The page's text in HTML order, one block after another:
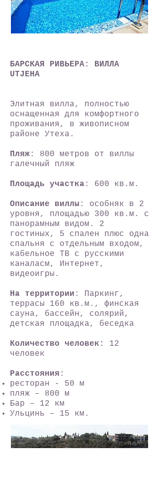
БАРСКАЯ РИВЬЕРА: ВИЛЛА
UTJEHA
Элитная вилла, полностью
оснащенная для комфортного
проживания, в живописном
районе Утеха.
Пляж : 800 метров от виллы
галечный пляж
Площадь участка : 600 кв.м.
Описание виллы : особняк в 2
уровня, площадью 300 кв.м. с
панорамным видом. 2
гостиных, 5 спален плюс одна
спальня с отдельным входом,
кабельное ТВ с русскими
каналасм, Интернет,
видеоигры.
На территории : Паркинг,
террасы 160 кв.м., финская
сауна, бассейн, солярий,
детская площадка, беседка
Количество человек: 12
человек
Расстояния :
ресторан - 50 м
пляж – 800 м
Бар – 12 км
Ульцинь – 15 км.